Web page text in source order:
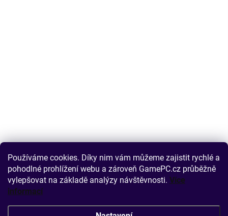
Používáme cookies. Díky nim vám můžeme zajistit rychlé a
pohodlné prohlížení webu a zároveň GamePC.cz průběžně
vylepšovat na základě analýzy návštěvnosti. Více
informací